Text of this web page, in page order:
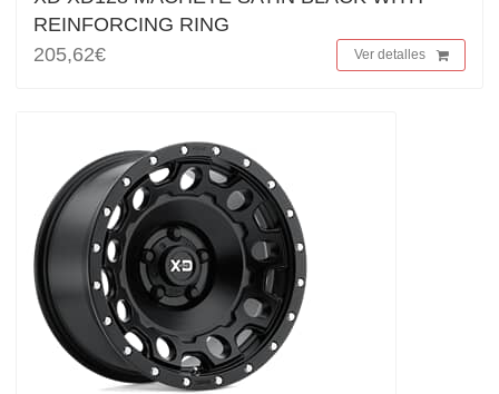
REINFORCING RING
205,62€
Ver detalles